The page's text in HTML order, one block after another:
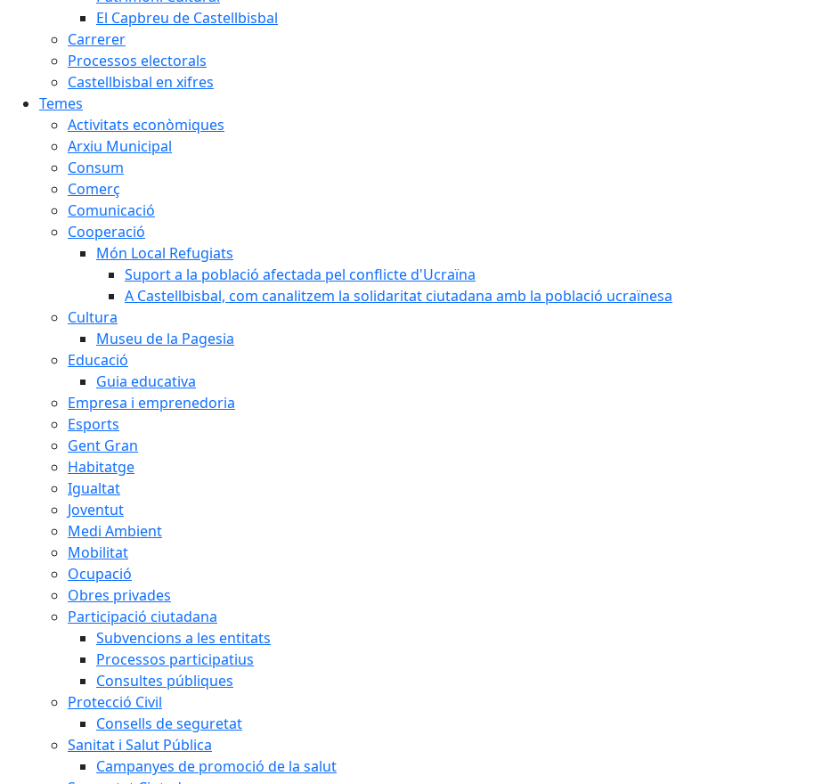
El Capbreu de Castellbisbal
Carrerer
Processos electorals
Castellbisbal en xifres
Temes
Activitats econòmiques
Arxiu Municipal
Consum
Comerç
Comunicació
Cooperació
Món Local Refugiats
Suport a la població afectada pel conflicte d'Ucraïna
A Castellbisbal, com canalitzem la solidaritat ciutadana amb la població ucraïnesa
Cultura
Museu de la Pagesia
Educació
Guia educativa
Empresa i emprenedoria
Esports
Gent Gran
Habitatge
Igualtat
Joventut
Medi Ambient
Mobilitat
Ocupació
Obres privades
Participació ciutadana
Subvencions a les entitats
Processos participatius
Consultes públiques
Protecció Civil
Consells de seguretat
Sanitat i Salut Pública
Campanyes de promoció de la salut